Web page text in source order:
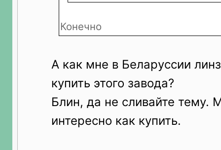
Конечно
А как мне в Беларуссии
купить этого завода?
Блин, да не сливайте тему.
интересно как купить.